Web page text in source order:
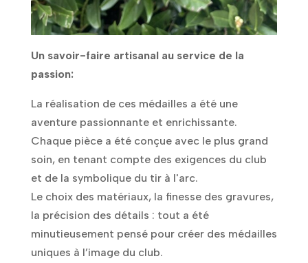
Un savoir-faire artisanal au service de la
passion:
La réalisation de ces médailles a été une
aventure passionnante et enrichissante.
Chaque pièce a été conçue avec le plus grand
soin, en tenant compte des exigences du club
et de la symbolique du tir à l'arc.
Le choix des matériaux, la finesse des gravures,
la précision des détails : tout a été
minutieusement pensé pour créer des médailles
uniques à l’image du club.